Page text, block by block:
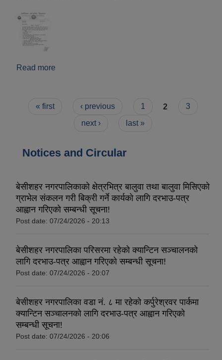
Read more
Pages
« first ‹ previous 1 2
3
next ›
last »
Notices and Circular
बेसीशहर नगरपालिकाको क्षेत्रभित्र बालुवा तथा बालुवा मिसिएको
ग्राभेल संकलन गरी बिक्री गर्ने कार्यको लागि दरभाउ-पत्र
आह्वान गरिएको सम्बन्धी सूचना!
Post date: 07/24/2026 - 20:13
बेसीशहर नगरपालिका परिसरमा रहेको क्यान्टिन सञ्चालनको
लागि दरभाउ-पत्र आह्वान गरिएको सम्बन्धी सूचना!
Post date: 07/24/2026 - 20:07
बेसीशहर नगरपालिका वडा नं. ८ मा रहेको कर्पुरेश्रवर पार्कमा
क्यान्टिन सञ्चालनको लागि दरभाउ-पत्र आह्वान गरिएको
सम्बन्धी सूचना!
Post date: 07/24/2026 - 20:06